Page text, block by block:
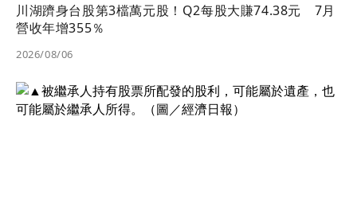
川湖躋身台股第3檔萬元股！Q2每股大賺74.38元 7月
營收年增355％
2026/08/06